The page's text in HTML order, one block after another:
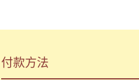
付款方法